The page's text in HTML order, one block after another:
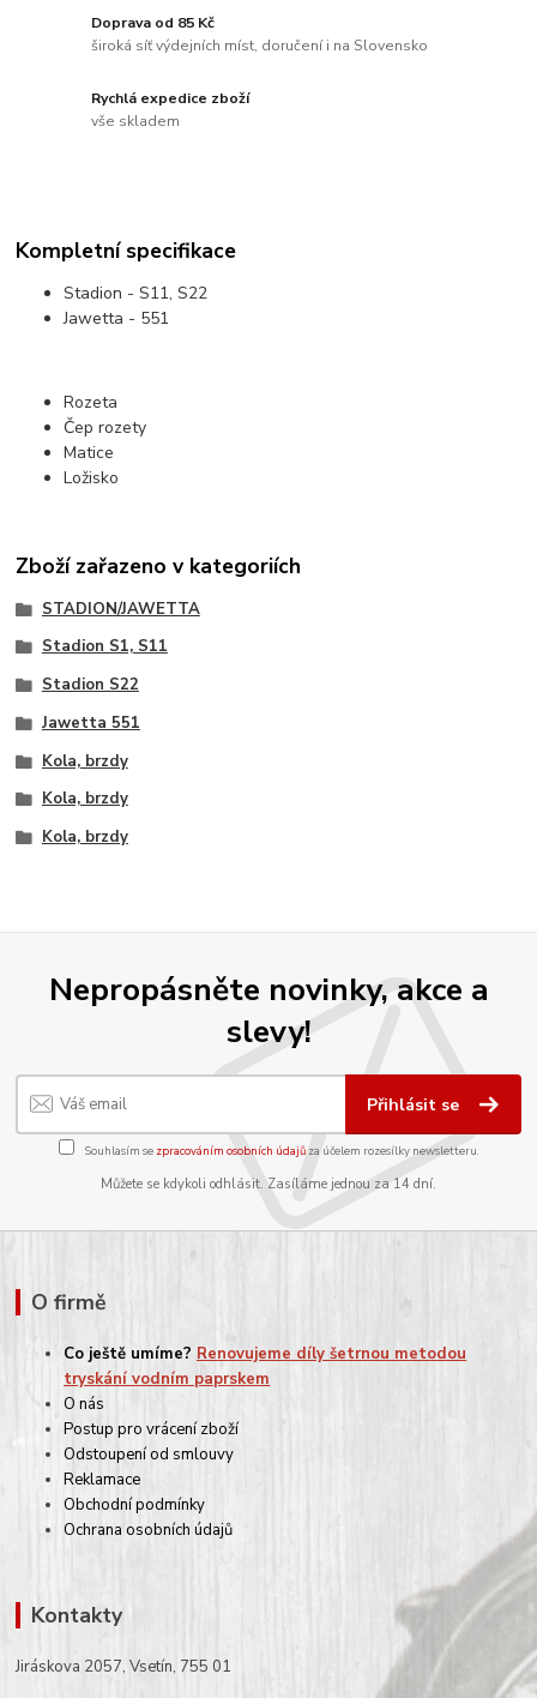
Doprava od 85 Kč
široká síť výdejních míst, doručení i na Slovensko
Rychlá expedice zboží
vše skladem
Kompletní specifikace
Stadion - S11, S22
Jawetta - 551
Rozeta
Čep rozety
Matice
Ložisko
Zboží zařazeno v kategoriích
STADION/JAWETTA
Stadion S1, S11
Stadion S22
Jawetta 551
Kola, brzdy
Kola, brzdy
Kola, brzdy
Nepropásněte novinky, akce a
slevy!
Přihlásit se
Souhlasím se zpracováním osobních údajůza účelem rozesílky newsletteru.
Můžete se kdykoli odhlásit. Zasíláme jednou za 14 dní.
O firmě
Co ještě umíme? Renovujeme díly šetrnou metodou
tryskání vodním paprskem
O nás
Postup pro vrácení zboží
Odstoupení od smlouvy
Reklamace
Obchodní podmínky
Ochrana osobních údajů
Kontakty
Jiráskova 2057, Vsetín, 755 01